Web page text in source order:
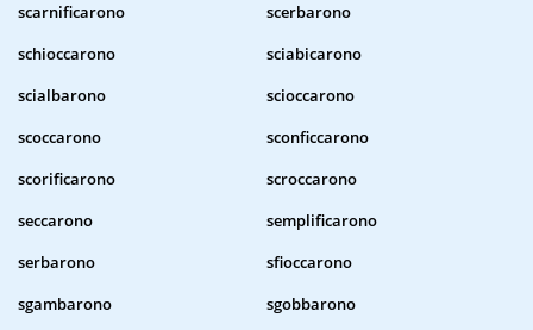
scarnificarono
scerbarono
schioccarono
sciabicarono
scialbarono
scioccarono
scoccarono
sconficcarono
scorificarono
scroccarono
seccarono
semplificarono
serbarono
sfioccarono
sgambarono
sgobbarono